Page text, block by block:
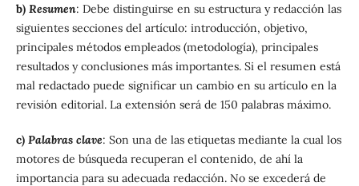
b)Resumen: Debe distinguirse en su estructura y redacción las
siguientes secciones del artículo: introducción, objetivo,
principales métodos empleados (metodología), principales
resultados y conclusiones más importantes. Si el resumen está
mal redactado puede significar un cambio en su artículo en la
revisión editorial. La extensión será de 150 palabras máximo.
c) Palabras clave: Son una de las etiquetas mediante la cual los
motores de búsqueda recuperan el contenido, de ahí la
importancia para su adecuada redacción. No se excederá de